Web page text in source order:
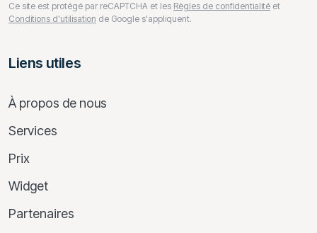
Ce site est protégé par reCAPTCHA et les Règles de confidentialité et
Conditions d'utilisation de Google s'appliquent.
Liens utiles
À propos de nous
Services
Prix
Widget
Partenaires